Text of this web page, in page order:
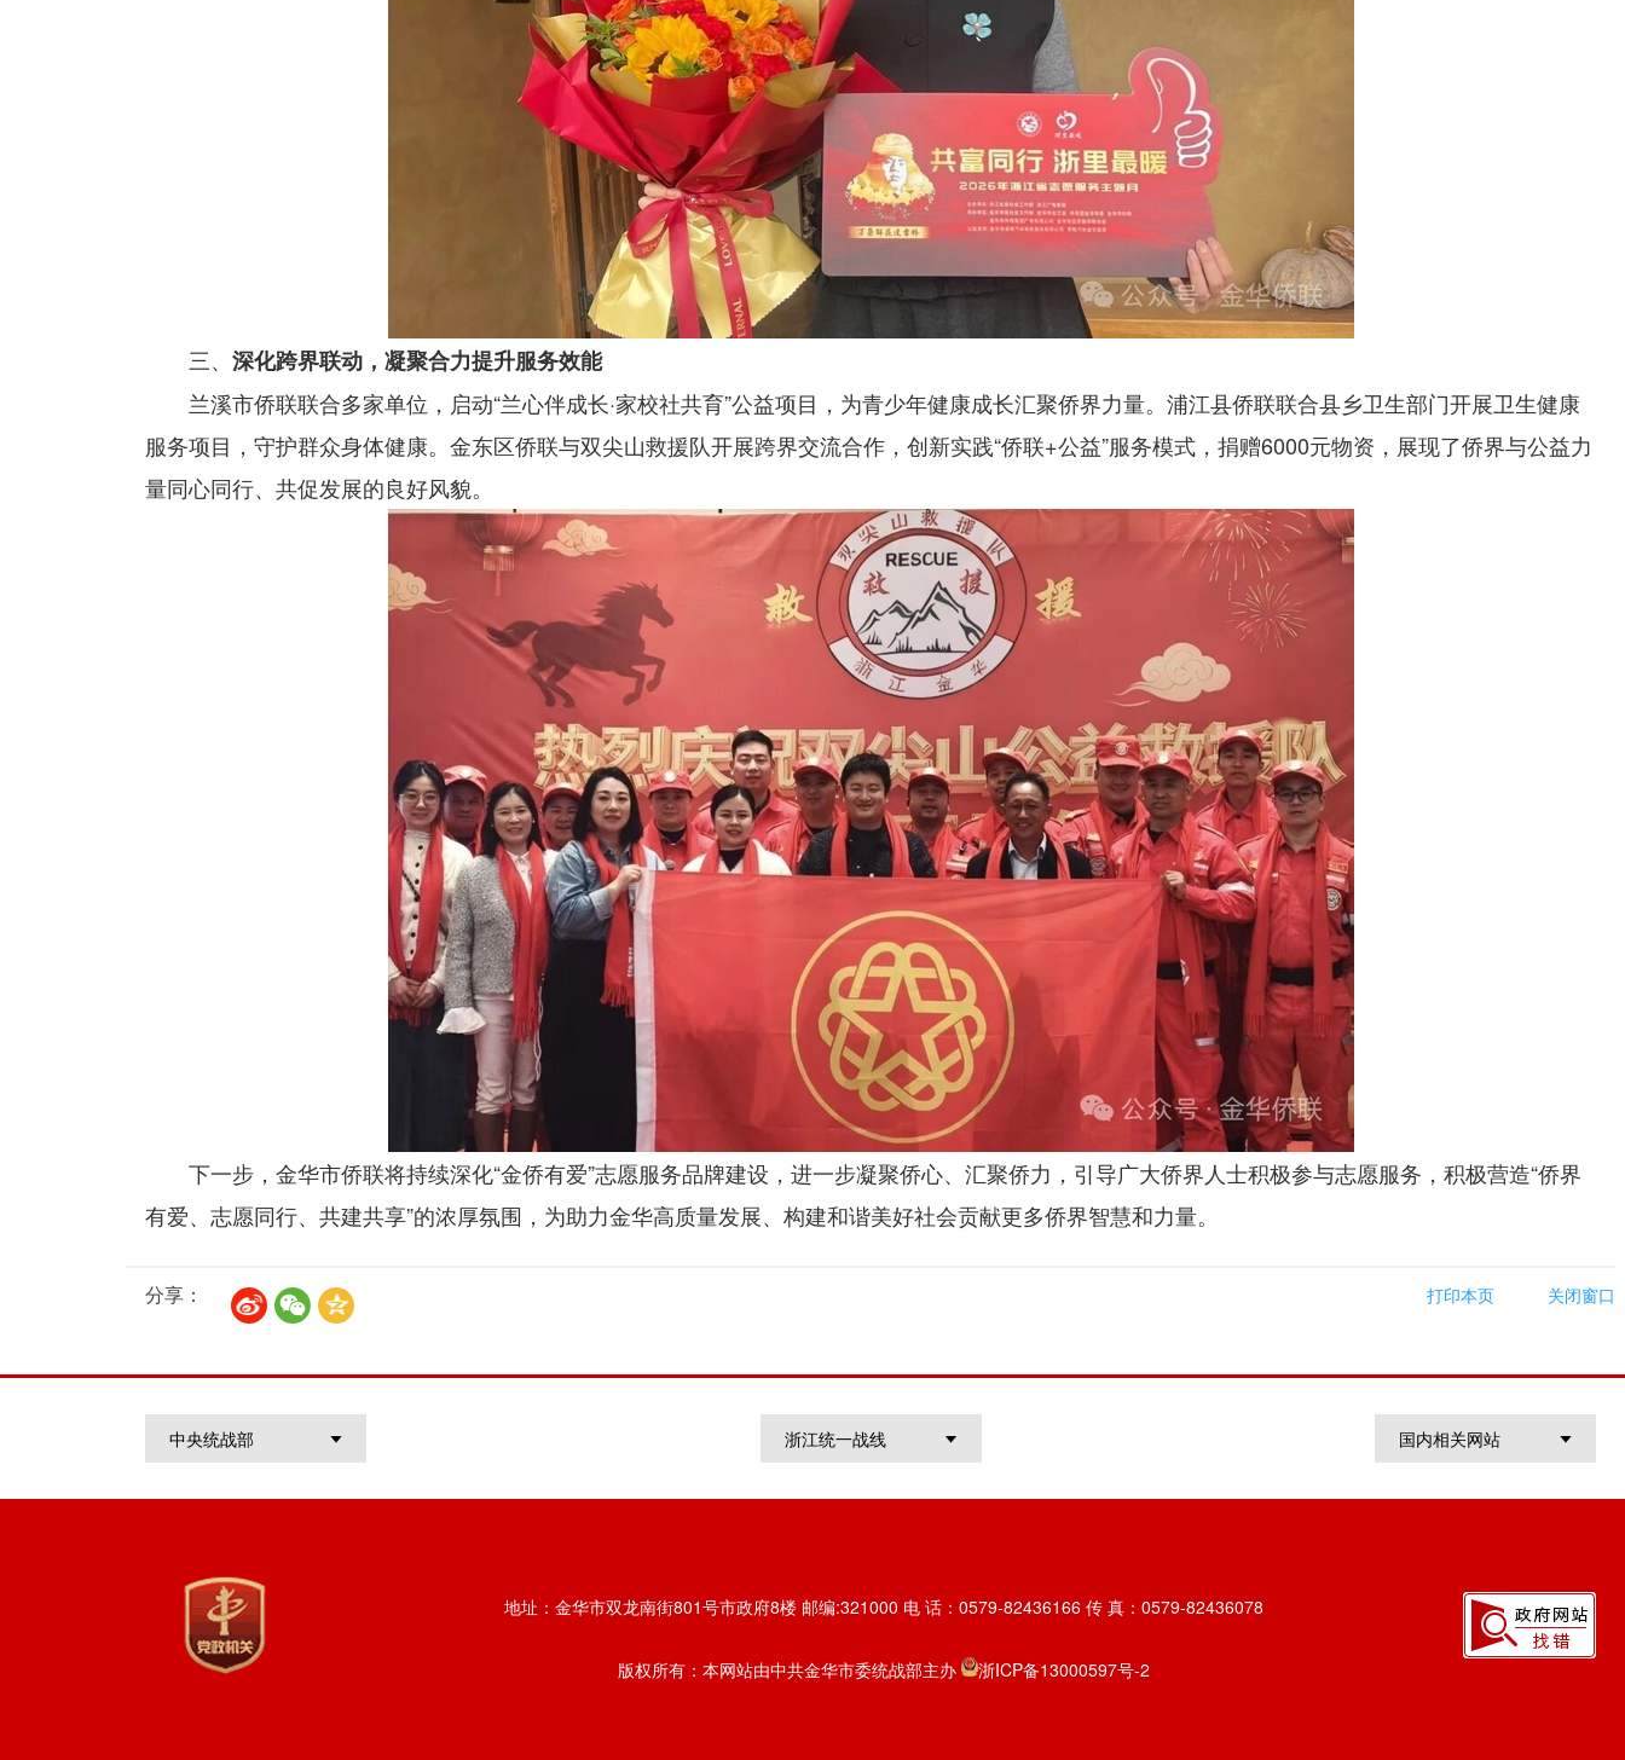
三、 深化跨界联动，凝聚合力提升服务效能
兰溪市侨联联合多家单位，启动“兰心伴成长·家校社共育”公益项目，为青少年健康成长汇聚侨界力量。浦江县侨联联合县乡卫生部门开展卫生健康
服务项目，守护群众身体健康。金东区侨联与双尖山救援队开展跨界交流合作，创新实践“侨联+公益”服务模式，捐赠6000元物资，展现了侨界与公益力
量同心同行、共促发展的良好风貌。
下一步，金华市侨联将持续深化“金侨有爱”志愿服务品牌建设，进一步凝聚侨心、汇聚侨力，引导广大侨界人士积极参与志愿服务，积极营造“侨界
有爱、志愿同行、共建共享”的浓厚氛围，为助力金华高质量发展、构建和谐美好社会贡献更多侨界智慧和力量。
分享： 打印本页 关闭窗口
中央统战部 浙江统一战线 国内相关网站
地址：金华市双龙南街801号市政府8楼 邮编:321000 电 话：0579-82436166 传 真：0579-82436078
版权所有：本网站由中共金华市委统战部主办 浙ICP备13000597号-2